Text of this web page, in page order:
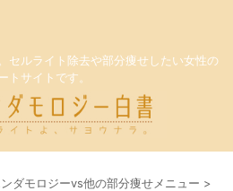
セルライト除去や部分痩せしたい女性の
トサイトです。
ンダモロジーvs他の部分痩せメニュー >